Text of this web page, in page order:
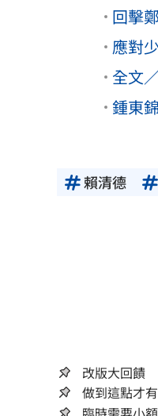
回擊
應對
全文
鍾東
賴清德
改版大回饋
做到這點才